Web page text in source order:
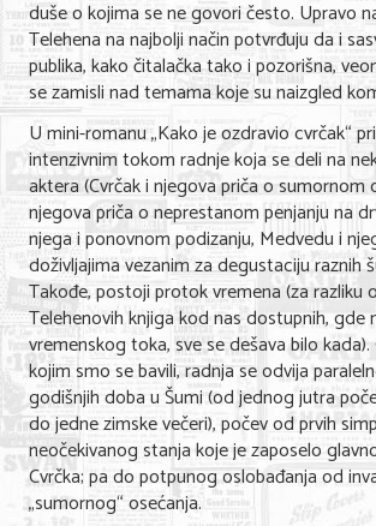
duše o kojima se ne govori često. Upravo
Telehena na najbolji način potvrđuju da i
publika, kako čitalačka tako i pozorišna,
se zamisli nad temama koje su naizgled
U mini-romanu „Kako je ozdravio cvrčak“
intenzivnim tokom radnje koja se deli na
aktera (Cvrčak i njegova priča o sumornom
njegova priča o neprestanom penjanju na
njega i ponovnom podizanju, Medvedu i
doživljajima vezanim za degustaciju raznih
Takođe, postoji protok vremena (za razliku
Telehenovih knjiga kod nas dostupnih, gde
vremenskog toka, sve se dešava bilo
kojim smo se bavili, radnja se odvija
godišnjih doba u Šumi (od jednog jutra
do jedne zimske večeri), počev od prvih
neočekivanog stanja koje je zaposelo
Cvrčka; pa do potpunog oslobađanja od
„sumornog“ osećanja.